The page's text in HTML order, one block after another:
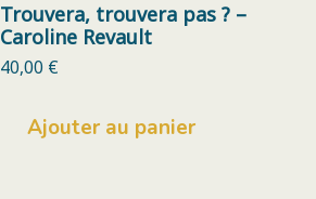
Trouvera, trouvera pas ? –
Caroline Revault
40,00 €
Ajouter au panier